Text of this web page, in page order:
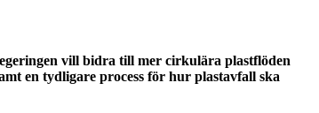
vill bidra till mer cirkulära plastflöden
en tydligare process för hur plastavfall ska